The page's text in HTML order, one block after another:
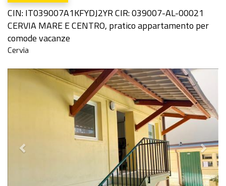
CIN: IT039007A1KFYDJ2YR CIR: 039007-AL-00021
CERVIA MARE E CENTRO, pratico appartamento per
comode vacanze
Cervia
Previous